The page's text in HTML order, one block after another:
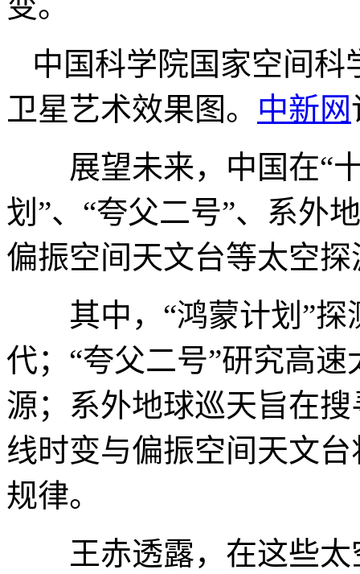
中国科学院国家空间科
卫星艺术效果图。 中新网
展望未来，中国在“十
划”、“夸父二号”、系外
偏振空间天文台等太空
其中，“鸿蒙计划”探
代；“夸父二号”研究高
源；系外地球巡天旨在
线时变与偏振空间天文
规律。
王赤透露，在这些太